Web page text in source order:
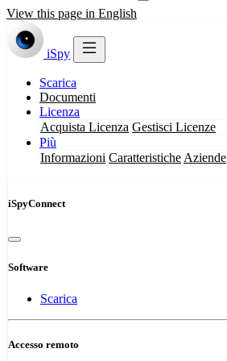
View this page in English
iSpy
Scarica
Documenti
Licenza
Acquista Licenza Gestisci Licenze
Più
Informazioni Caratteristiche Aziende
iSpyConnect
Software
Scarica
Accesso remoto